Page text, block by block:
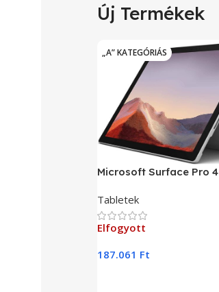
Új Termékek
„A” KATEGÓRIÁS
Microsoft Surface Pro 4
Tabletek
Elfogyott
187.061 Ft